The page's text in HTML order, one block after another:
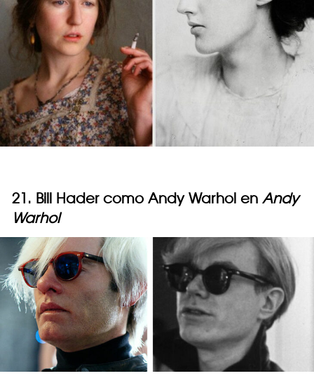
21. Bill Hader como Andy Warhol en Andy
Warhol